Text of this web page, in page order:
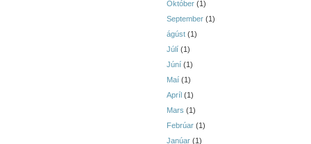
Október (1)
September (1)
ágúst (1)
Júlí (1)
Júní (1)
Maí (1)
Apríl (1)
Mars (1)
Febrúar (1)
Janúar (1)